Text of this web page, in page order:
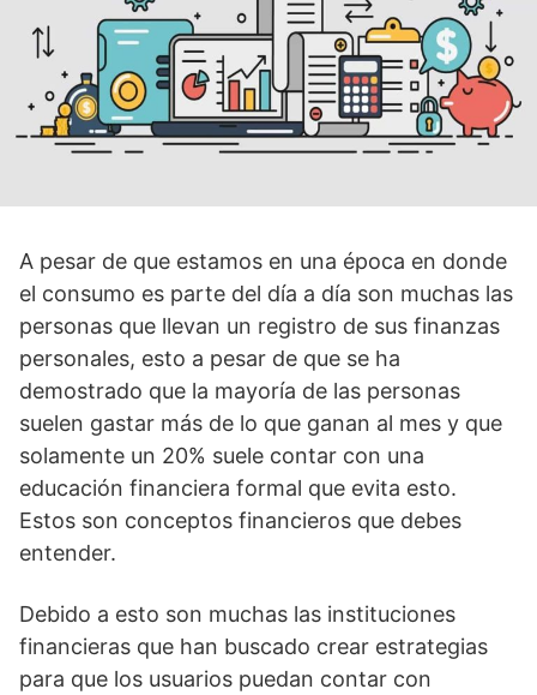
A pesar de que estamos en una época en donde
el consumo es parte del día a día son muchas las
personas que llevan un registro de sus finanzas
personales, esto a pesar de que se ha
demostrado que la mayoría de las personas
suelen gastar más de lo que ganan al mes y que
solamente un 20% suele contar con una
educación financiera formal que evita esto.
Estos son conceptos financieros que debes
entender.
Debido a esto son muchas las instituciones
financieras que han buscado crear estrategias
para que los usuarios puedan contar con